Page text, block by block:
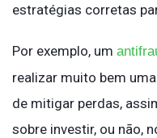
estratégias corretas
Por exemplo, um
realizar muito bem
de mitigar perdas,
sobre investir, ou não,